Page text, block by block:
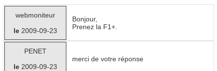
webmoniteur
le 2009-09-23
Bonjour,
Prenez la F1+.
PENET
le 2009-09-23
merci de votre réponse